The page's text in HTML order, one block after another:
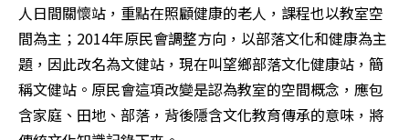
人日間關懷站，重點在照顧健康的老人，課程也以教室空
間為主；2014年原民會調整方向，以部落文化和健康為主
題，因此改名為文健站，現在叫望鄉部落文化健康站，簡
稱文健站。原民會這項改變是認為教室的空間概念，應包
含家庭、田地、部落，背後隱含文化教育傳承的意味，將